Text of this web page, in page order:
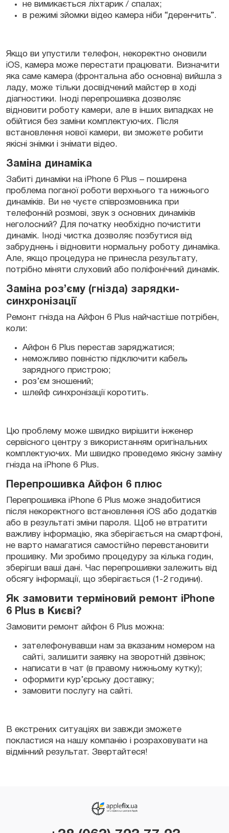
не вимикається ліхтарик / спалах;
в режимі зйомки відео камера ніби “деренчить”.
Якщо ви упустили телефон, некоректно оновили
iOS, камера може перестати працювати. Визначити
яка саме камера (фронтальна або основна) вийшла з
ладу, може тільки досвідчений майстер в ході
діагностики. Іноді перепрошивка дозволяє
відновити роботу камери, але в інших випадках не
обійтися без заміни комплектуючих. Після
встановлення нової камери, ви зможете робити
якісні знімки і знімати відео.
Заміна динаміка
Забиті динаміки на iPhone 6 Plus – поширена
проблема поганої роботи верхнього та нижнього
динаміків. Ви не чуєте співрозмовника при
телефонній розмові, звук з основних динаміків
неголосний? Для початку необхідно почистити
динамік. Іноді чистка дозволяє позбутися від
забруднень і відновити нормальну роботу динаміка.
Але, якщо процедура не принесла результату,
потрібно міняти слуховий або поліфонічний динамік.
Заміна роз’єму (гнізда) зарядки-
синхронізації
Ремонт гнізда на Айфон 6 Plus найчастіше потрібен,
коли:
Айфон 6 Plus перестав заряджатися;
неможливо повністю підключити кабель
зарядного пристрою;
роз’єм зношений;
шлейф синхронізації коротить.
Цю проблему може швидко вирішити інженер
сервісного центру з використанням оригінальних
комплектуючих. Ми швидко проведемо якісну заміну
гнізда на iPhone 6 Plus.
Перепрошивка Ай фон 6 плюс
Перепрошивка iPhone 6 Plus може знадобитися
після некоректного встановлення iOS або додатків
або в результаті зміни пароля. Щоб не втратити
важливу інформацію, яка зберігається на смартфоні,
не варто намагатися самостійно перевстановити
прошивку. Ми зробимо процедуру за кілька годин,
зберігши ваші дані. Час перепрошивки залежить від
обсягу інформації, що зберігається (1-2 години).
Як замовити терміновий ремонт iPhone
6 Plus в Києві?
Замовити ремонт айфон 6 Plus можна:
зателефонувавши нам за вказаним номером на
сайті, залишити заявку на зворотній дзвінок;
написати в чат (в правому нижньому кутку);
оформити кур’єрську доставку;
замовити послугу на сайті.
В екстрених ситуаціях ви завжди зможете
покластися на нашу компанію і розраховувати на
відмінний результат. Звертайтеся!